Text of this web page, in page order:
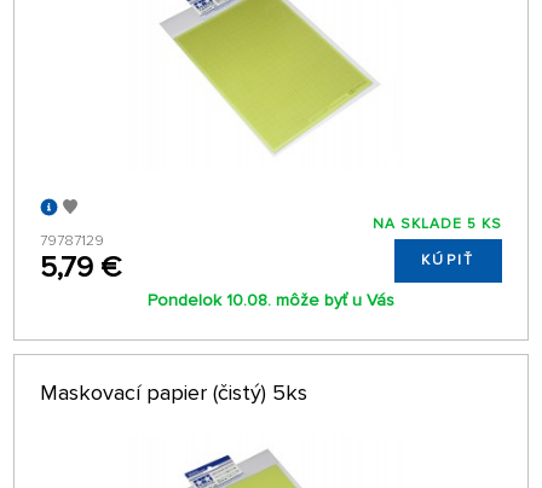
79787129
5,79 €
NA SKLADE 5 KS
KÚPIŤ
Pondelok 10.08. môže byť u Vás
Maskovací papier (čistý) 5ks